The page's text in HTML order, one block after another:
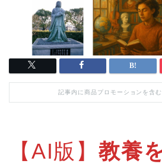
記事内に商品プロモーションを含
【AI版】教養